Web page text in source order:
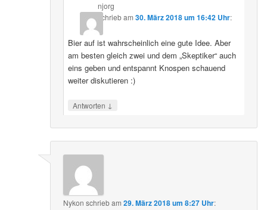
njorg
schriebam 30. März 2018 um 16:42 Uhr:
Bier auf ist wahrscheinlich eine gute Idee. Aber
am besten gleich zwei und dem „Skeptiker“ auch
eins geben und entspannt Knospen schauend
weiter diskutieren :)
Antworten ↓
Nykon schriebam29. März 2018 um 8:27 Uhr: